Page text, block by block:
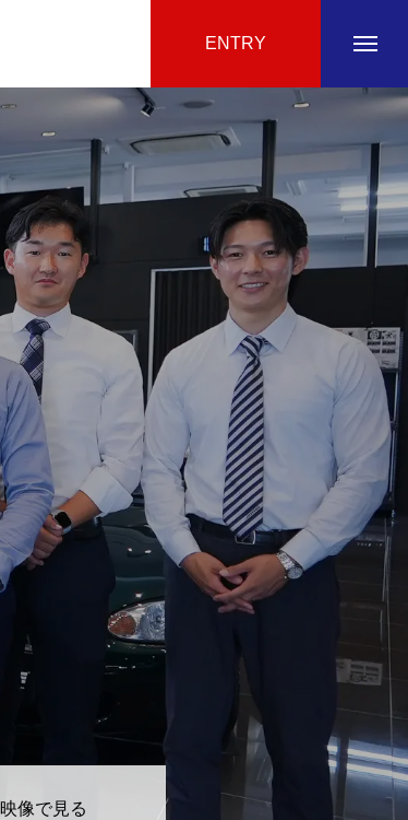
ENTRY
映像で見る
事業紹介
KYOHOの仕事
はたらく環境
映像で見る